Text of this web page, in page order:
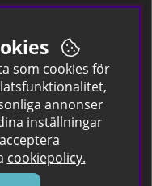
som cookies för
annonser
inställningar
cookiepolicy.